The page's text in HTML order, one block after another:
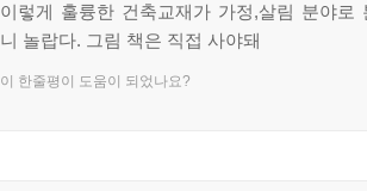
이렇게 훌륭한 건축교재가 가정,살림 분야로
니 놀랍다. 그림 책은 직접 사야돼
이 한줄평이 도움이 되었나요?